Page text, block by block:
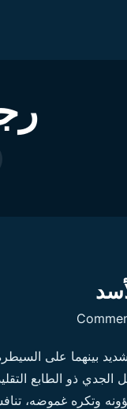
بينهما على
الجدي ذو الطابع
وتكره غموضه،